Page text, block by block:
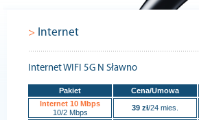
> Internet
Internet WIFI 5G N Sławno
Pakiet Cena/Umowa
Internet 10 Mbps
10/2 Mbps
39 zł/24 mies.